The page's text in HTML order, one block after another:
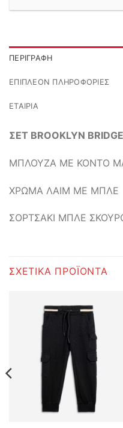
ΠΕΡΙΓΡΑΦΉ
ΕΠΙΠΛΈΟΝ ΠΛΗΡΟΦΟΡΊΕΣ
ΕΤΑΙΡΊΑ
ΣΕΤ BROOKLYN BRIDGE
ΜΠΛΟΥΖΑ ΜΕ ΚΟΝΤΟ
ΧΡΩΜΑ ΛΑΙΜ ΜΕ ΜΠΛΕ
ΣΟΡΤΣΑΚΙ ΜΠΛΕ
ΣΧΕΤΙΚΆ ΠΡΟΪΌΝΤΑ